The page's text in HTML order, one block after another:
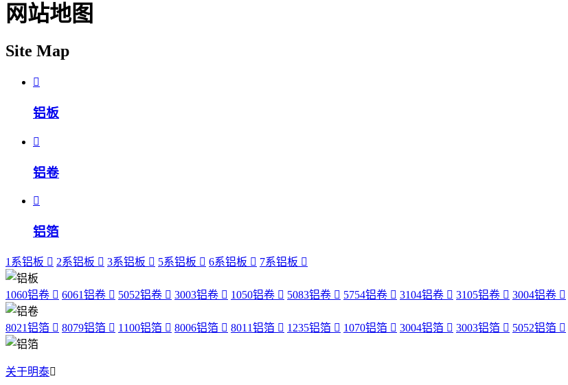
网站地图
Site Map
铝板
铝卷
铝箔
1系铝板 2系铝板 3系铝板 5系铝板 6系铝板 7系铝板
1060铝卷 6061铝卷 5052铝卷 3003铝卷 1050铝卷 5083铝卷 5754铝卷 3104铝卷 3105铝卷 3004铝卷
8021铝箔 8079铝箔 1100铝箔 8006铝箔 8011铝箔 1235铝箔 1070铝箔 3004铝箔 3003铝箔 5052铝箔
关于明泰